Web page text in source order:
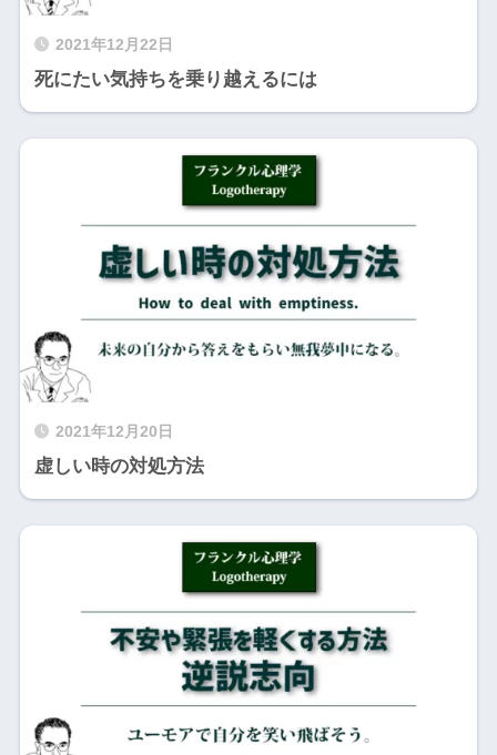
2021年12月22日
死にたい気持ちを乗り越えるには
2021年12月20日
虚しい時の対処方法